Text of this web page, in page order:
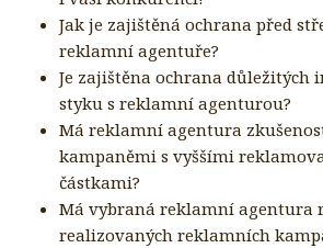
Jak je zajištěná ochrana před
reklamní agentuře?
Je zajištěna ochrana důležitých
styku s reklamní agenturou?
Má reklamní agentura
kampaněmi s vyššími
částkami?
Má vybraná reklamní agentura
realizovaných reklamních